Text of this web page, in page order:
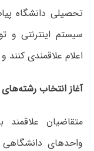
تحصیلی دانشگاه
سیستم اینترنتی
اعلام علاقمندی
آغاز انتخاب رشته‌های
متقاضیان
واحدهای دانشگاهی